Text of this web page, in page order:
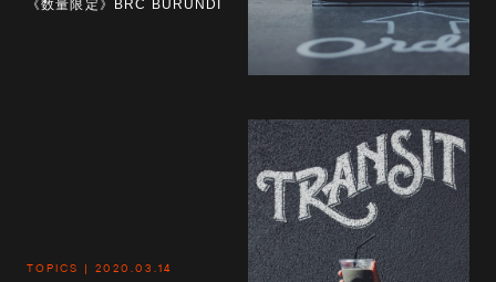
《数量限定》BRC BURUNDI
TOPICS 2020.03.14